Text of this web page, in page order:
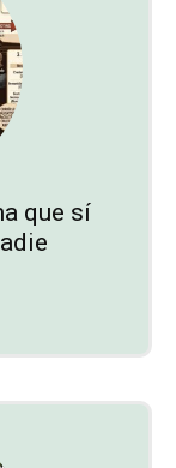
que sí